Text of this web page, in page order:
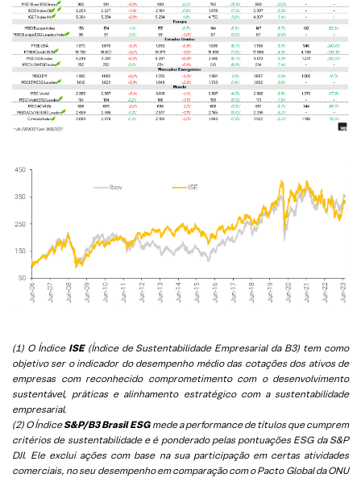
(1) O Índice ISE(Índice de Sustentabilidade Empresarial da B3) tem como
objetivo ser o indicador do desempenho médio das cotações dos ativos de
empresas com reconhecido comprometimento com o desenvolvimento
sustentável, práticas e alinhamento estratégico com a sustentabilidade
empresarial.
(2) O ÍndiceS&P/B3 Brasil ESGmede a performance de títulos que cumprem
critérios de sustentabilidade e é ponderado pelas pontuações ESG da S&P
DJI. Ele exclui ações com base na sua participação em certas atividades
comerciais, no seu desempenho em comparação com o Pacto Global da ONU